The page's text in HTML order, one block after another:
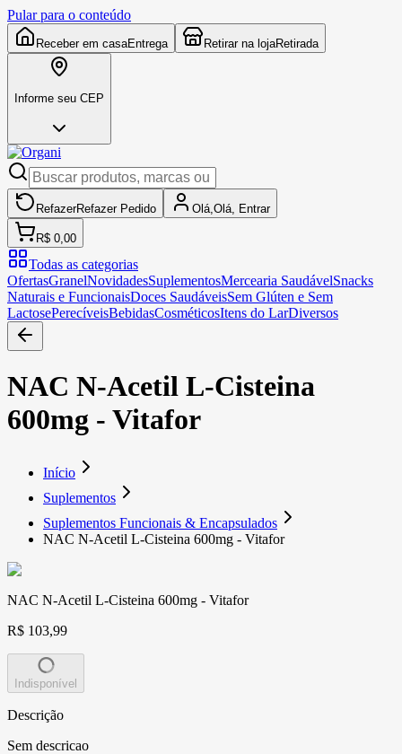
Pular para o conteúdo
Receber em casaEntrega Retirar na lojaRetirada
Informe seu CEP
RefazerRefazer Pedido Olá, Olá, Entrar
R$ 0,00
Todas as categorias
OfertasGranelNovidadesSuplementosMercearia SaudávelSnacks
Naturais e FuncionaisDoces SaudáveisSem Glúten e Sem
LactosePerecíveisBebidasCosméticosItens do LarDiversos
NAC N-Acetil L-Cisteina
600mg - Vitafor
Início
Suplementos
Suplementos Funcionais & Encapsulados
NAC N-Acetil L-Cisteina 600mg - Vitafor
NAC N-Acetil L-Cisteina 600mg - Vitafor
R$ 103,99
Indisponível
Descrição
Sem descricao